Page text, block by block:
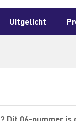
Uitgelicht